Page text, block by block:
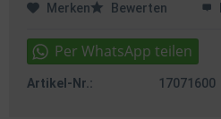
Merken Bewerten
Artikel-Nr.: 17071600